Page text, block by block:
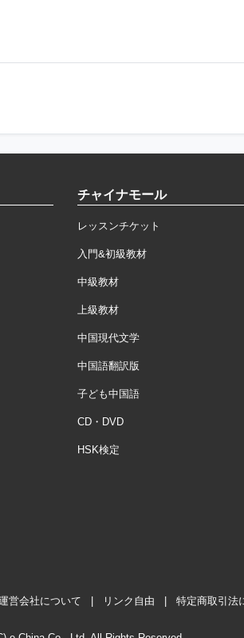
チャイナモール
レッスンチケット
入門&初級教材
中級教材
上級教材
中国現代文学
中国語翻訳版
子ども中国語
CD・DVD
HSK検定
営会社について リンク自由 特定商取引法